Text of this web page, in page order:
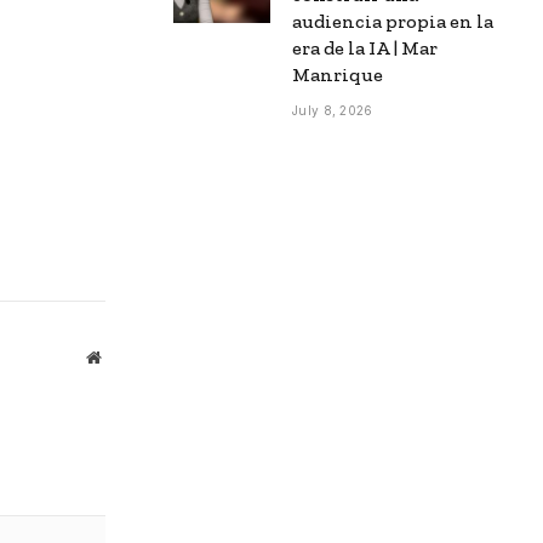
Website
audiencia propia en la
era de la IA | Mar
Manrique
July 8, 2026